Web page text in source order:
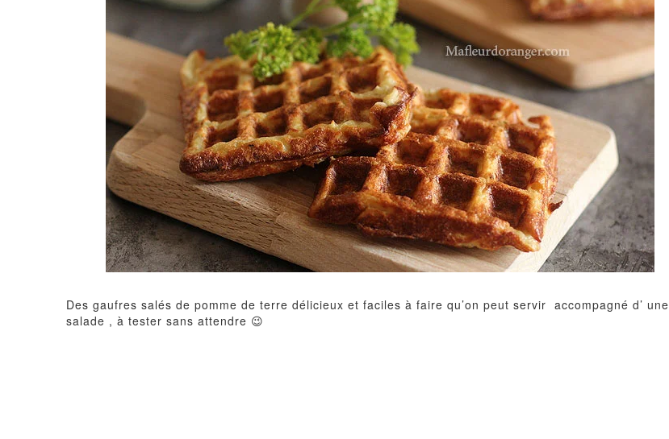
Des gaufres salés de pomme de terre délicieux et faciles à faire qu’on peut servir accompagné d’ une
salade , à tester sans attendre 😉